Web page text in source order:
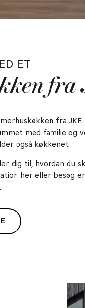
ET
fra
fra
med familie og
også køkkenet.
dig til, hvordan du
her eller besøg